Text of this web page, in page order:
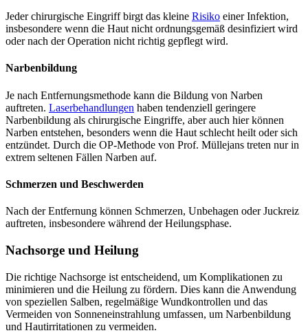
Jeder chirurgische Eingriff birgt das kleine Risiko einer Infektion,
insbesondere wenn die Haut nicht ordnungsgemäß desinfiziert wird
oder nach der Operation nicht richtig gepflegt wird.
Narbenbildung
Je nach Entfernungsmethode kann die Bildung von Narben
auftreten. Laserbehandlungen haben tendenziell geringere
Narbenbildung als chirurgische Eingriffe, aber auch hier können
Narben entstehen, besonders wenn die Haut schlecht heilt oder sich
entzündet. Durch die OP-Methode von Prof. Müllejans treten nur in
extrem seltenen Fällen Narben auf.
Schmerzen und Beschwerden
Nach der Entfernung können Schmerzen, Unbehagen oder Juckreiz
auftreten, insbesondere während der Heilungsphase.
Nachsorge und Heilung
Die richtige Nachsorge ist entscheidend, um Komplikationen zu
minimieren und die Heilung zu fördern. Dies kann die Anwendung
von speziellen Salben, regelmäßige Wundkontrollen und das
Vermeiden von Sonneneinstrahlung umfassen, um Narbenbildung
und Hautirritationen zu vermeiden.